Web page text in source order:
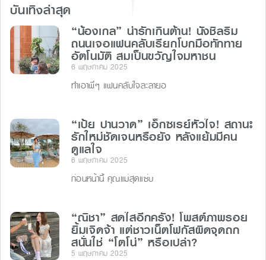
บันเทิงล่าสุด
“น้องเกล” น่ารักเกินต้าน! นั่งชิลริม
ถนนเจอแฟนคลับเรียกโบกมือทักทาย
อัตโนมัติ สมเป็นขวัญใจมหาชน
6 พฤษภาคม 2025
ทำเอาพี่ๆ แฟนคลับใจละลายอ
“เป้ย ปานวาด” เอ็กซเรย์หัวใจ! สถานะ
รักใหม่ชัดเจนหรือยัง หลังแย้มมีคน
ดูแลใจ
6 พฤษภาคม 2025
ก่อนหน้านี้ คุณแม่สุดแซ่บ
“ณิชา” สดใสอีกครั้ง! โพสต์ภาพรอย
ยิ้มเจิดจ้า แต่ชาวเน็ตโฟกัสผิดจุดถก
สนั่นใช่ “โตโน่” หรือเปล่า?
5 พฤษภาคม 2025